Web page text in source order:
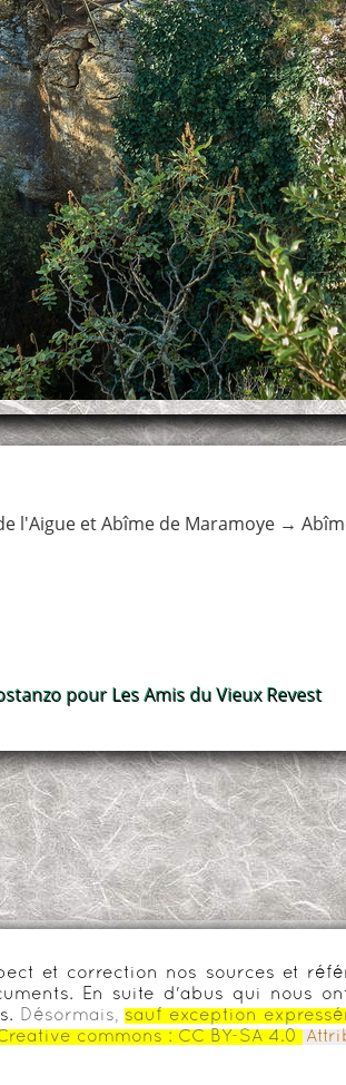
l'Aigue et Abîme de Maramoye →
pour Les Amis du Vieux Revest
et correction nos sources et
En suite d'abus qui nous
Désormais, sauf exception
commons : CC BY-SA 4.0